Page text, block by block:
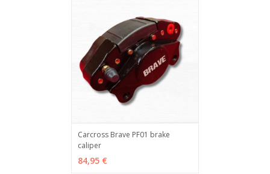
ADD TO CART
Carcross Brave PF01 brake
caliper
84,95 €